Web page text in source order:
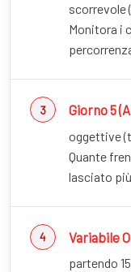
scorrevole
Monitora i
Giorno 5
oggettive
Quante
lasciato
Variabile
partendo